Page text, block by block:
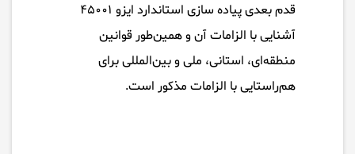
قدم بعدی پیاده سازی استاندارد ایزو ۴۵۰۰۱
آشنایی با الزامات آن و همین‌طور قوانین
منطقه‌ای، استانی، ملی و بین‌المللی برای
هم‌راستایی با الزامات مذکور است.